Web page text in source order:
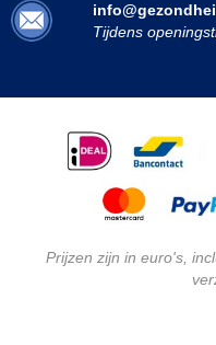
Tijdens
Prijzen zijn in euro's,